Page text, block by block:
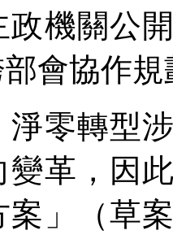
政機關公
會協作規
淨零轉型
變革，因
案」（草